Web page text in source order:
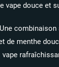
vape douce et
Unecombinaison
de menthe
vape